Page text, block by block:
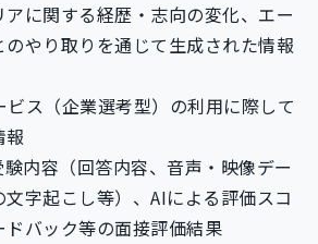
アに関する経歴・志向の変化、エー
のやり取りを通じて生成された情報
ビス（企業選考型）の利用に際して
報
内容（回答内容、音声・映像デー
文字起こし等）、AIによる評価スコ
ドバック等の面接評価結果